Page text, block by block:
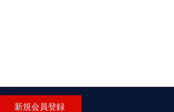
新規会員登録